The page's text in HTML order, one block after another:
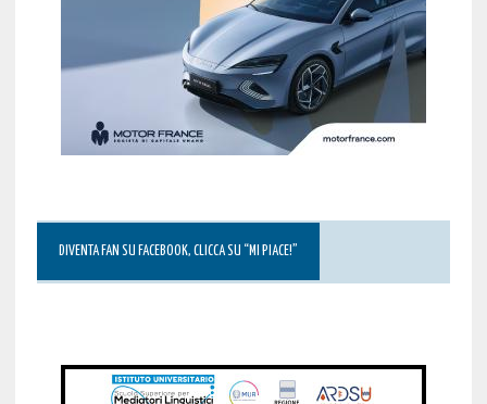
DIVENTA FAN SU FACEBOOK, CLICCA SU “MI PIACE!”